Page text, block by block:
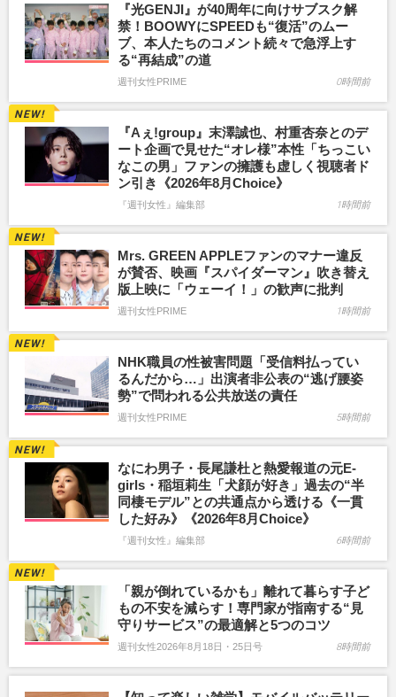
『光GENJI』が40周年に向けサブスク解
禁！BOOWYにSPEEDも“復活”のムー
ブ、本人たちのコメント続々で急浮上す
る“再結成”の道
週刊女性PRIME 0時間前
『Aぇ!group』末澤誠也、村重杏奈とのデ
ート企画で見せた“オレ様”本性「ちっこい
なこの男」ファンの擁護も虚しく視聴者ド
ン引き《2026年8月Choice》
『週刊女性』編集部 1時間前
Mrs. GREEN APPLEファンのマナー違反
が賛否、映画『スパイダーマン』吹き替え
版上映に「ウェーイ！」の歓声に批判
週刊女性PRIME 1時間前
NHK職員の性被害問題「受信料払ってい
るんだから…」出演者非公表の“逃げ腰姿
勢”で問われる公共放送の責任
週刊女性PRIME 5時間前
なにわ男子・長尾謙杜と熱愛報道の元E-
girls・稲垣莉生「犬顔が好き」過去の“半
同棲モデル”との共通点から透ける《一貫
した好み》《2026年8月Choice》
『週刊女性』編集部 6時間前
「親が倒れているかも」離れて暮らす子ど
もの不安を減らす！専門家が指南する“見
守りサービス”の最適解と5つのコツ
週刊女性2026年8月18日・25日号 8時間前